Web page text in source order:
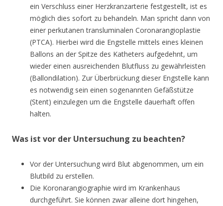
ein Verschluss einer Herzkranzarterie festgestellt, ist es
möglich dies sofort zu behandeln. Man spricht dann von
einer perkutanen transluminalen Coronarangioplastie
(PTCA). Hierbei wird die Engstelle mittels eines kleinen
Ballons an der Spitze des Katheters aufgedehnt, um
wieder einen ausreichenden Blutfluss zu gewährleisten
(Ballondilation). Zur Überbrückung dieser Engstelle kann
es notwendig sein einen sogenannten Gefäßstütze
(Stent) einzulegen um die Engstelle dauerhaft offen
halten.
Was ist vor der Untersuchung zu beachten?
Vor der Untersuchung wird Blut abgenommen, um ein
Blutbild zu erstellen.
Die Koronarangiographie wird im Krankenhaus
durchgeführt. Sie können zwar alleine dort hingehen,